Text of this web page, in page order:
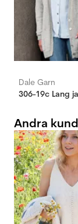
Dale Garn
306-19c Lang
Andra